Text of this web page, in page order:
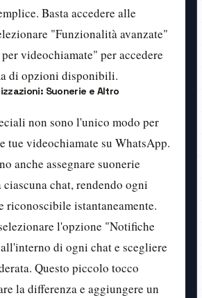
Basta accedere alle
"Funzionalità avanzate"
videochiamate" per accedere
di opzioni disponibili.
Suonerie e Altro
non sono l'unico modo per
tue videochiamate su WhatsApp.
anche assegnare suonerie
chat, rendendo ogni
riconoscibile istantaneamente.
l'opzione "Notifiche
di ogni chat e scegliere
Questo piccolo tocco
la differenza e aggiungere un